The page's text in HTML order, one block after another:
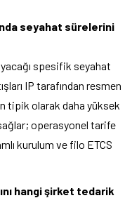
seyahat sürelerini
spesifik seyahat
IP tarafından resmen
tipik olarak daha yüksek
sağlar; operasyonel tarife
kurulum ve filo ETCS
hangi şirket tedarik